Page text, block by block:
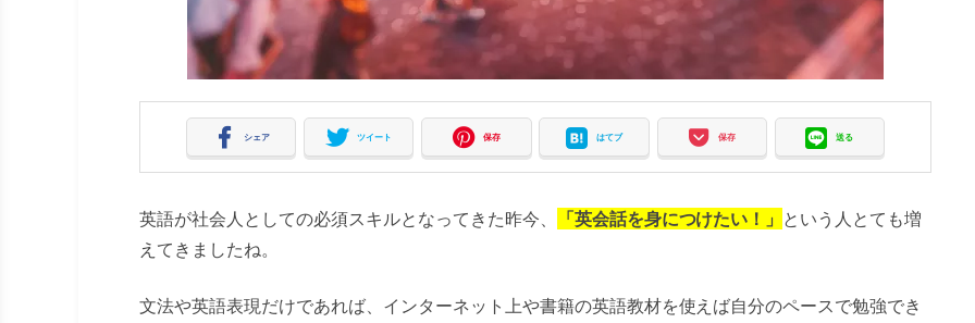
シェア ツイート 保存 はてブ 保存 送る
英語が社会人としての必須スキルとなってきた昨今、 「英会話を身につけたい！」 という人とても増
えてきましたね。
文法や英語表現だけであれば、インターネット上や書籍の英語教材を使えば自分のペースで勉強でき